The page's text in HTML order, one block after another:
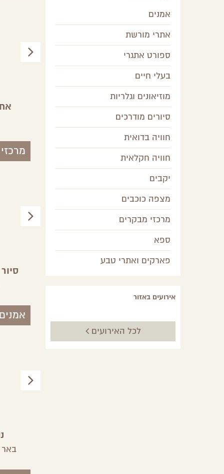
אנדרטת החץ השחור
צפון הנגב
אמנים
אמנים
אתרי מורשת
ספורט אתגרי
בעלי חיים
מוזיאונים וגלריות
סיורים מודרכים
חוויה בדואית
חוויה חקלאית
יקבים
מצפה כוכבים
מרכזי מבקרים
ספא
פארקים ואתרי טבע
אירועים באזור
לכל האירועים